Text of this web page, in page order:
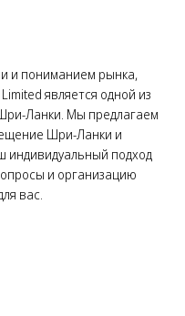
и пониманием рынка,
является одной из
Ланки. Мы предлагаем
Шри-Ланки и
подход
и организацию
вас.